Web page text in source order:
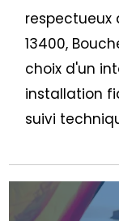
respectueux
13400,
choix d'un
installation
suivi